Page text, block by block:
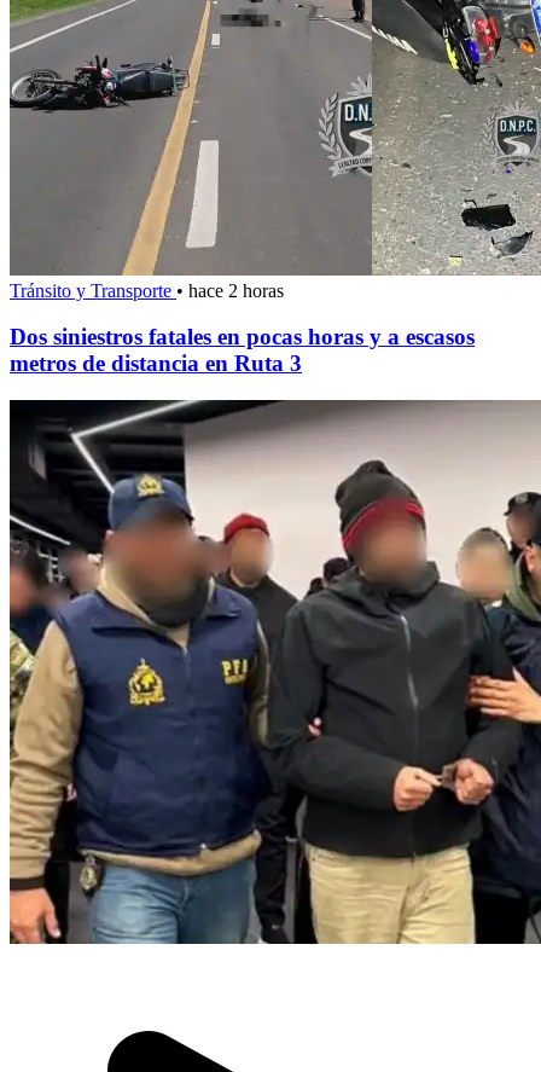
Tránsito y Transporte • hace 2 horas
Dos siniestros fatales en pocas horas y a escasos
metros de distancia en Ruta 3